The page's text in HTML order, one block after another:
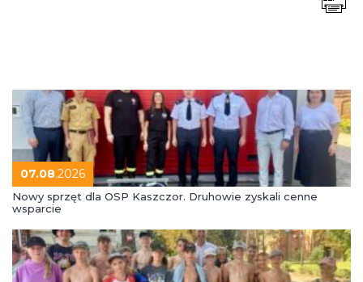
07.08.2026
Nowy sprzęt dla OSP Kaszczor. Druhowie zyskali cenne
wsparcie